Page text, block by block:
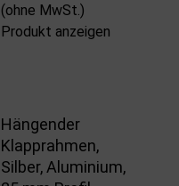
(ohne MwSt.)
Produkt anzeigen
Hängender
Klapprahmen,
Silber, Aluminium,